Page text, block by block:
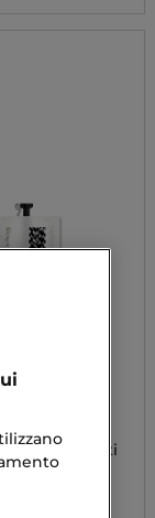
Ricci Definiti